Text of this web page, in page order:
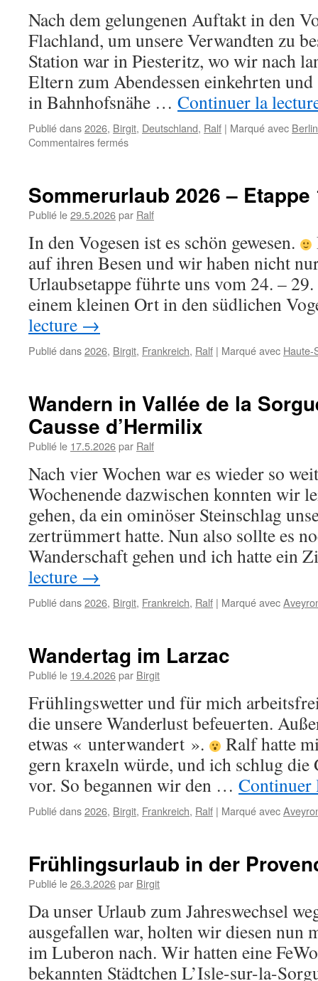
Nach dem gelungenen Auftakt in den
Flachland, um unsere Verwandten zu
Station war in Piesteritz, wo wir nach
Eltern zum Abendessen einkehrten
in Bahnhofsnähe … Continuer la
Publié dans2026, Birgit, Deutschland, Ralf | Marqué avec Berlin
Commentaires ferméssur
Etappe
2
den
Sommerurlaub 2026 –
Publié le29.5.2026par Ralf
In den Vogesen ist es schön gewesen.
auf ihren Besen und wir haben nicht
Urlaubsetappe führte uns vom 24. –
einem kleinen Ort in den südlichen
lecture →
Publié dans2026, Birgit, Frankreich, Ralf | Marqué avec Haute-
Wandern in Vallée de la
Causse d’Hermilix
Publié le 17.5.2026par Ralf
Nach vier Wochen war es wieder so
Wochenende dazwischen konnten wir
gehen, da ein ominöser Steinschlag
zertrümmert hatte. Nun also sollte es
Wanderschaft gehen und ich hatte ein
lecture →
Publié dans2026, Birgit, Frankreich, Ralf | Marqué avec
Wandertag im Larzac
Publié le 19.4.2026par Birgit
Frühlingswetter und für mich
die unsere Wanderlust befeuerten.
etwas « unterwandert ».
Ralf hatte
gern kraxeln würde, und ich schlug die
vor. So begannen wir den …
Publié dans2026, Birgit, Frankreich, Ralf | Marqué avec
Frühlingsurlaub in der
Publié le26.3.2026par Birgit
Da unser Urlaub zum Jahreswechsel
ausgefallen war, holten wir diesen nun
im Luberon nach. Wir hatten eine
bekannten Städtchen L’Isle-sur-la-